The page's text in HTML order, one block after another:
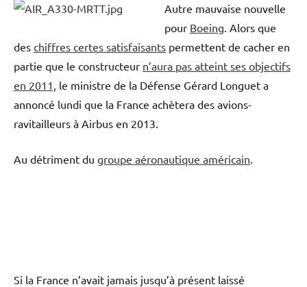
Autre mauvaise nouvelle
pour Boeing . Alors que
des chiffres certes satisfaisants permettent de cacher en
partie que le constructeur n’aura pas atteint ses objectifs
en 2011, le ministre de la Défense Gérard Longuet a
annoncé lundi que la France achètera des avions-
ravitailleurs à Airbus en 2013.
Au détriment du groupe aéronautique américain
Si la France n’avait jamais jusqu’à présent laissé